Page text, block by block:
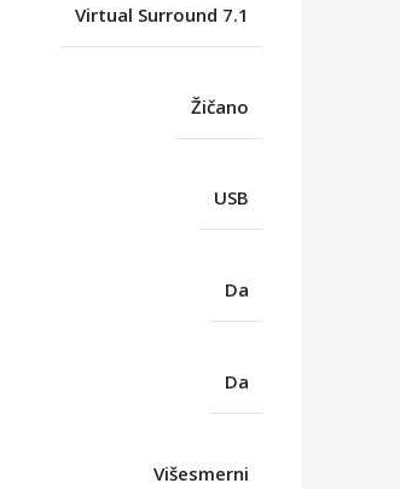
Virtual Surround 7.1
Žičano
USB
Da
Da
Višesmerni